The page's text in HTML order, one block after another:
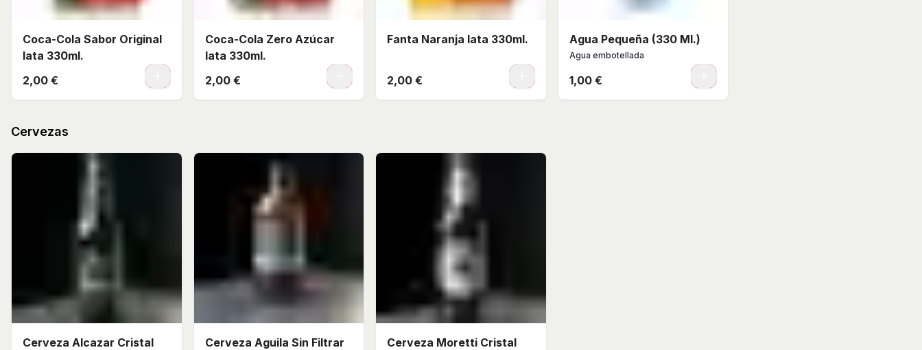
Coca-Cola Sabor Original
lata 330ml.
2,00 €
Coca-Cola Zero Azúcar
lata 330ml.
2,00 €
Fanta Naranja lata 330ml.
2,00 €
Agua Pequeña (330 Ml.)
Agua embotellada
1,00 €
Cervezas
Cerveza Alcazar Cristal
Cerveza Aguila Sin Filtrar
Cerveza Moretti Cristal